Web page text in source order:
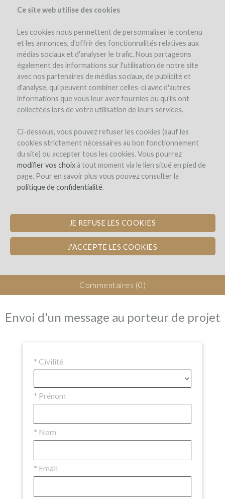
Ce site web utilise des cookies
Les cookies nous permettent de personnaliser le contenu
et les annonces, d'offrir des fonctionnalités relatives aux
médias sociaux et d'analyser le trafic. Nous partageons
également des informations sur l'utilisation de notre site
avec nos partenaires de médias sociaux, de publicité et
d'analyse, qui peuvent combiner celles-ci avec d'autres
informations que vous leur avez fournies ou qu'ils ont
collectées lors de votre utilisation de leurs services.
Ci-dessous, vous pouvez refuser les cookies (sauf les
cookies strictement nécessaires au bon fonctionnement
du site) ou accepter tous les cookies. Vous pourrez
modifier vos choixà tout moment via le lien situé en pied de
page. Pour en savoir plus vous pouvez consulter la
politique de confidentialité.
JE REFUSE LES COOKIES
J'ACCEPTE LES COOKIES
Château Cazebonne
ACQUISITION DE 7 HECTARES DE
VIGNES EN BIODYNAMIE DANS LES
GRAVES
Les avantages
Avis d'experts
Frais et risques
Détails de l'investissement
Documents
Commentaires (0)
Envoi d'un message au porteur de projet
* Civilité
* Prénom
* Nom
* Email